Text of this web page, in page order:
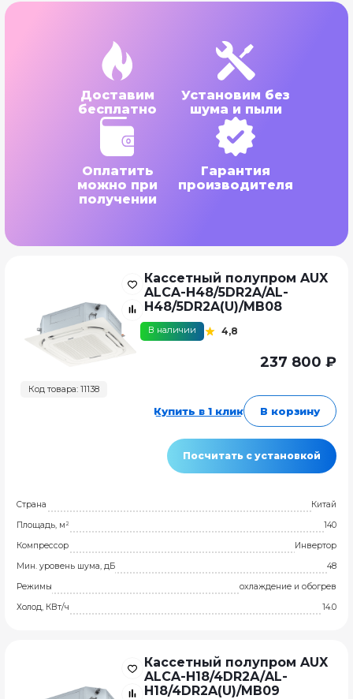
Доставим
бесплатно
Установим без
шума и пыли
Оплатить
можно при
получении
Гарантия
производителя
Код товара: 11138
Кассетный полупром AUX
ALCA-H48/5DR2A/AL-
H48/5DR2A(U)/MB08
В наличии 4,8
237 800 ₽
Купить в 1 клик В корзину
Посчитать с установкой
Страна
Китай
Площадь, м²
140
Компрессор
Инвертор
Мин. уровень шума, дБ
48
Режимы
охлаждение и обогрев
Холод, КВт/ч
14.0
Кассетный полупром AUX
ALCA-H18/4DR2А/AL-
H18/4DR2A(U)/MB09